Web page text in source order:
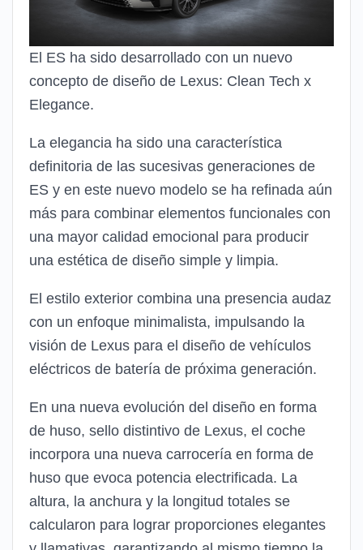
El ES ha sido desarrollado con un nuevo
concepto de diseño de Lexus: Clean Tech x
Elegance.
La elegancia ha sido una característica
definitoria de las sucesivas generaciones de
ES y en este nuevo modelo se ha refinada aún
más para combinar elementos funcionales con
una mayor calidad emocional para producir
una estética de diseño simple y limpia.
El estilo exterior combina una presencia audaz
con un enfoque minimalista, impulsando la
visión de Lexus para el diseño de vehículos
eléctricos de batería de próxima generación.
En una nueva evolución del diseño en forma
de huso, sello distintivo de Lexus, el coche
incorpora una nueva carrocería en forma de
huso que evoca potencia electrificada. La
altura, la anchura y la longitud totales se
calcularon para lograr proporciones elegantes